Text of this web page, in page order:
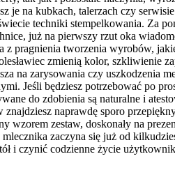
je na kubkach, talerzach czy
techniki stempelkowania. Za
już na pierwszy rzut oka
z pragnienia tworzenia wyrobów,
zmienią kolor, szkliwienie
na zarysowania czy uszkodzenia
Jeśli będziesz potrzebować po
do zdobienia są naturalne i
naprawdę sporo
wzorem zestaw, doskonały na
zaczyna się już od
i czynić codzienne życie